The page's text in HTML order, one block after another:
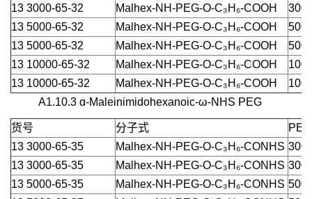
13 3000-65-32 Malhex-NH-PEG-O-C₃H₆-COOH
13 5000-65-32
Malhex-NH-PEG-O-C₃H₆-COOH
13 5000-65-32
Malhex-NH-PEG-O-C₃H₆-COOH
13 10000-65-32
Malhex-NH-PEG-O-C₃H₆-COOH
13 10000-65-32
Malhex-NH-PEG-O-C₃H₆-COOH
A1.10.3 ɑ-Maleinimidohexanoic-ω-NHS PEG
货号 分子式
13 3000-65-35
Malhex-NH-PEG-O-C₃H₆-CONHS
13 3000-65-35
Malhex-NH-PEG-O-C₃H₆-CONHS
13 5000-65-35
Malhex-NH-PEG-O-C₃H₆-CONHS